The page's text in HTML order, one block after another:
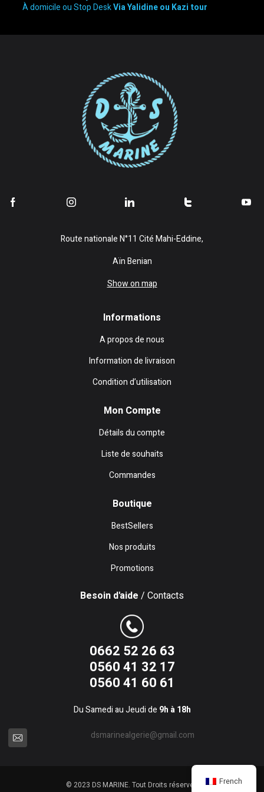
À domicile ou Stop DeskVia Yalidine ou Kazi tour
Route nationale N°11 Cité Mahi-Eddine,
Aïn Benian
Show on map
Informations
A propos de nous
Information de livraison
Condition d’utilisation
Mon Compte
Détails du compte
Liste de souhaits
Commandes
Boutique
BestSellers
Nos produits
Promotions
Besoin d'aide / Contacts
0662 52 26 63
0560 41 32 17
0560 41 60 61
Du Samedi au Jeudi de 9h à 18h
dsmarinealgerie@gmail.com
© 2023 DS MARINE. Tout Droits réservés French